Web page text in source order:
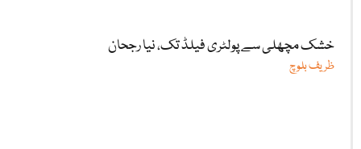
خشک مچھلی سے پولٹری فیلڈ تک، نیا رجحان
ظریف بلوچ